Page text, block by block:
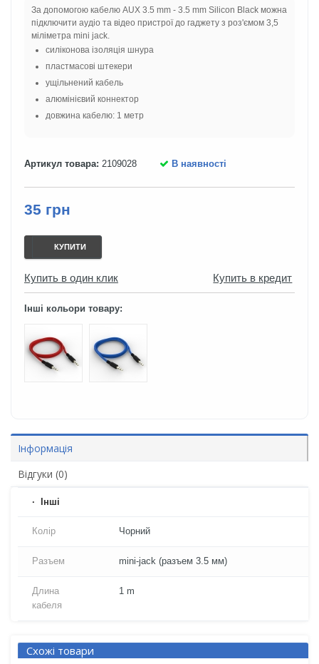
За допомогою кабелю AUX 3.5 mm - 3.5 mm Silicon Black можна
підключити аудіо та відео пристрої до гаджету з роз'ємом 3,5
міліметра mini jack.
силіконова ізоляція шнура
пластмасові штекери
ущільнений кабель
алюмінієвий коннектор
довжина кабелю: 1 метр
Артикул товара: 2109028 В наявності
35 грн
КУПИТИ
Купить в один клик Купить в кредит
Інші кольори товару:
Інформація
Відгуки (0)
Iнші
Колір Чорний
Разъем mini-jack (разъем 3.5 мм)
Длина
кабеля
1 m
Схожі товари